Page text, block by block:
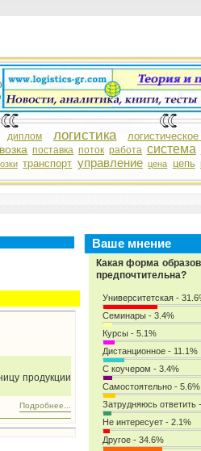
диплом логистика
поставка поток работа система
транспорт управление цена цепь
продукции
Подробнее...
Ваше мнение
Какая форма
предпочтительна?
Университетская -
Семинары - 3.4%
Курсы - 5.1%
Дистанционное - 11.1%
С коучером - 3.4%
Самостоятельно - 5.6%
Затрудняюсь ответить
Не интересует - 2.1%
Другое - 34.6%